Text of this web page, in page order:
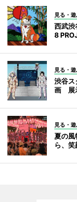
見る・
西武
8
見る・
渋谷ス
画 展
見る・
夏の
ら、